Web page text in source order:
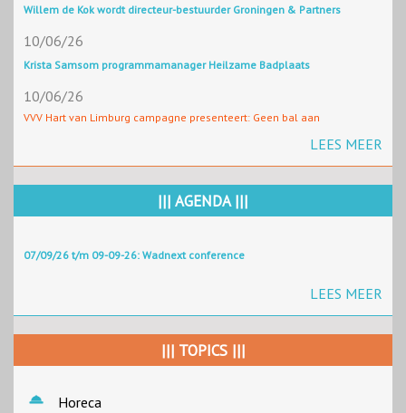
Willem de Kok wordt directeur-bestuurder Groningen & Partners
10/06/26
Krista Samsom programmamanager Heilzame Badplaats
10/06/26
VVV Hart van Limburg campagne presenteert: Geen bal aan
LEES MEER
||| AGENDA |||
07/09/26 t/m 09-09-26: Wadnext conference
LEES MEER
||| TOPICS |||
Horeca